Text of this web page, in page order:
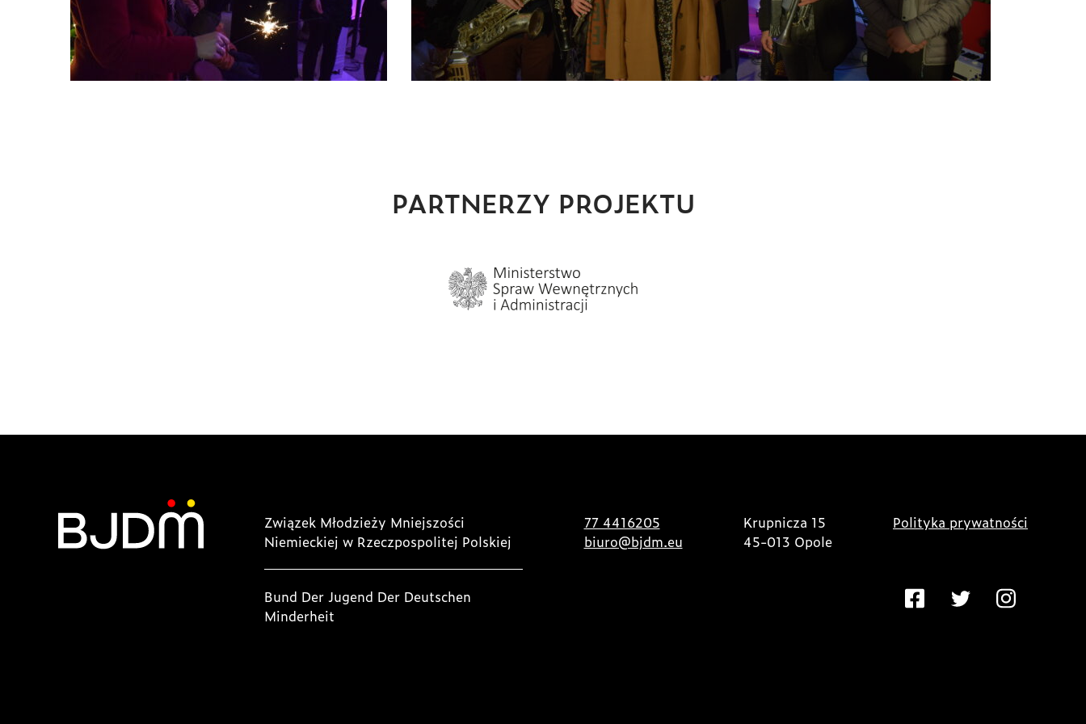
PARTNERZY PROJEKTU
Związek Młodzieży Mniejszości
Niemieckiej w Rzeczpospolitej Polskiej
Bund Der Jugend Der Deutschen
Minderheit
77 4416205
biuro@bjdm.eu
Krupnicza 15
45-013 Opole
Polityka prywatności